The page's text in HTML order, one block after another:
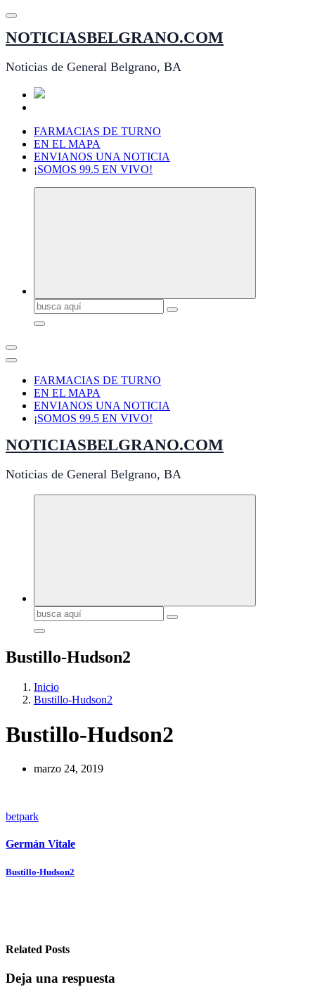
Saltar
contenido
NOTICIASBELGRANO.COM
Noticias de General Belgrano, BA
FARMACIAS DE TURNO
EN EL MAPA
ENVIANOS UNA NOTICIA
¡SOMOS 99.5 EN VIVO!
Buscar:
FARMACIAS DE TURNO
EN EL MAPA
ENVIANOS UNA NOTICIA
¡SOMOS 99.5 EN VIVO!
NOTICIASBELGRANO.COM
Noticias de General Belgrano, BA
Buscar:
Bustillo-Hudson2
Inicio
Bustillo-Hudson2
Bustillo-Hudson2
marzo 24, 2019
betpark
Germán Vitale
Navegación
Bustillo-Hudson2
Related Posts
Deja una respuesta